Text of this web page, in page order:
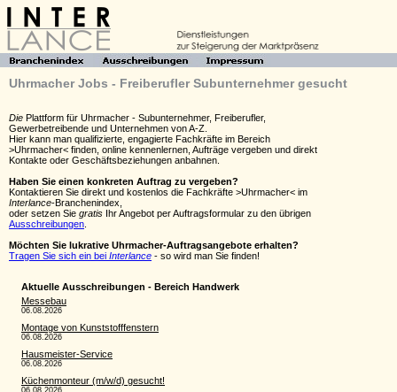
Uhrmacher Jobs - Freiberufler Subunternehmer gesucht
Die Plattform für Uhrmacher - Subunternehmer, Freiberufler,
Gewerbetreibende und Unternehmen von A-Z.
Hier kann man qualifizierte, engagierte Fachkräfte im Bereich
>Uhrmacher< finden, online kennenlernen, Aufträge vergeben und direkt
Kontakte oder Geschäftsbeziehungen anbahnen.
Haben Sie einen konkreten Auftrag zu vergeben?
Kontaktieren Sie direkt und kostenlos die Fachkräfte >Uhrmacher< im
Interlance-Branchenindex,
oder setzen Sie gratis Ihr Angebot per Auftragsformular zu den übrigen
Ausschreibungen
Möchten Sie lukrative Uhrmacher-Auftragsangebote erhalten?
Tragen Sie sich ein bei Interlance - so wird man Sie finden!